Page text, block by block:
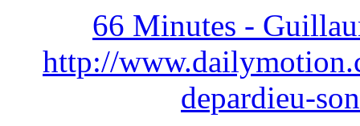
66 Minutes -
http://
depardieu-